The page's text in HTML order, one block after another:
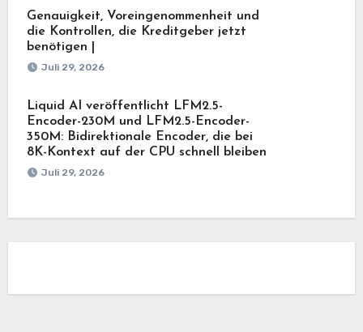
Genauigkeit, Voreingenommenheit und
die Kontrollen, die Kreditgeber jetzt
benötigen |
Juli 29, 2026
Liquid AI veröffentlicht LFM2.5-
Encoder-230M und LFM2.5-Encoder-
350M: Bidirektionale Encoder, die bei
8K-Kontext auf der CPU schnell bleiben
Juli 29, 2026